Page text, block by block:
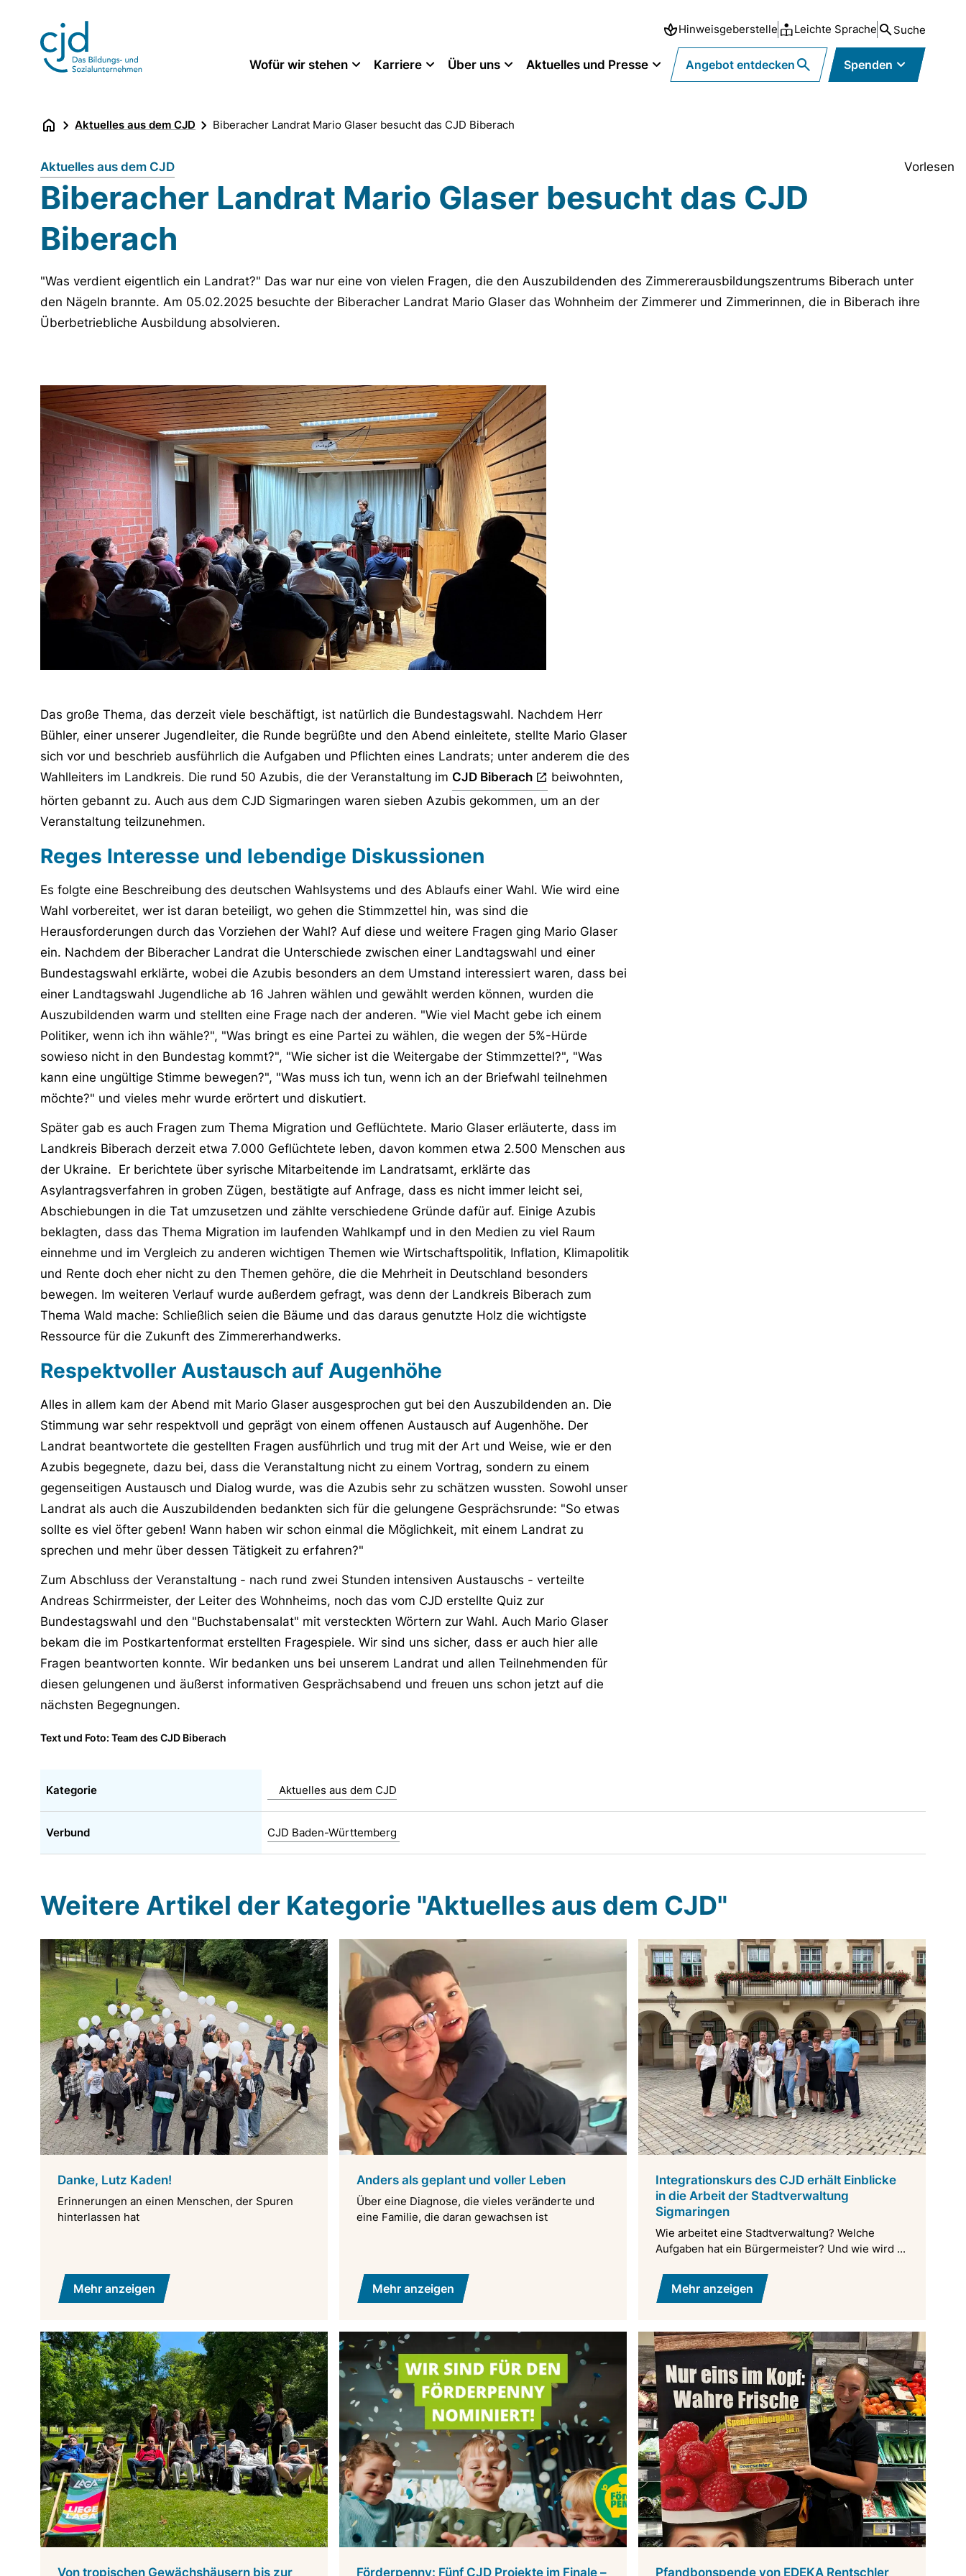
Hinweisgeberstelle Leichte Sprache Suche
Wofür wir stehen Karriere Über uns Aktuelles und Presse Angebot entdecken Spenden
Aktuelles aus dem CJD Biberacher Landrat Mario Glaser besucht das CJD Biberach
Vorlesen
Aktuelles aus dem CJD
Biberacher Landrat Mario Glaser besucht das CJD
Biberach
"Was verdient eigentlich ein Landrat?" Das war nur eine von vielen Fragen, die den Auszubildenden des Zimmererausbildungszentrums Biberach unter
den Nägeln brannte. Am 05.02.2025 besuchte der Biberacher Landrat Mario Glaser das Wohnheim der Zimmerer und Zimmerinnen, die in Biberach ihre
Überbetriebliche Ausbildung absolvieren.
Das große Thema, das derzeit viele beschäftigt, ist natürlich die Bundestagswahl. Nachdem Herr
Bühler, einer unserer Jugendleiter, die Runde begrüßte und den Abend einleitete, stellte Mario Glaser
sich vor und beschrieb ausführlich die Aufgaben und Pflichten eines Landrats; unter anderem die des
Wahlleiters im Landkreis. Die rund 50 Azubis, die der Veranstaltung im CJD Biberach
beiwohnten,
hörten gebannt zu. Auch aus dem CJD Sigmaringen waren sieben Azubis gekommen, um an der
Veranstaltung teilzunehmen.
Reges Interesse und lebendige Diskussionen
Es folgte eine Beschreibung des deutschen Wahlsystems und des Ablaufs einer Wahl. Wie wird eine
Wahl vorbereitet, wer ist daran beteiligt, wo gehen die Stimmzettel hin, was sind die
Herausforderungen durch das Vorziehen der Wahl? Auf diese und weitere Fragen ging Mario Glaser
ein. Nachdem der Biberacher Landrat die Unterschiede zwischen einer Landtagswahl und einer
Bundestagswahl erklärte, wobei die Azubis besonders an dem Umstand interessiert waren, dass bei
einer Landtagswahl Jugendliche ab 16 Jahren wählen und gewählt werden können, wurden die
Auszubildenden warm und stellten eine Frage nach der anderen. "Wie viel Macht gebe ich einem
Politiker, wenn ich ihn wähle?", "Was bringt es eine Partei zu wählen, die wegen der 5%-Hürde
sowieso nicht in den Bundestag kommt?", "Wie sicher ist die Weitergabe der Stimmzettel?", "Was
kann eine ungültige Stimme bewegen?", "Was muss ich tun, wenn ich an der Briefwahl teilnehmen
möchte?" und vieles mehr wurde erörtert und diskutiert.
Später gab es auch Fragen zum Thema Migration und Geflüchtete. Mario Glaser erläuterte, dass im
Landkreis Biberach derzeit etwa 7.000 Geflüchtete leben, davon kommen etwa 2.500 Menschen aus
der Ukraine. Er berichtete über syrische Mitarbeitende im Landratsamt, erklärte das
Asylantragsverfahren in groben Zügen, bestätigte auf Anfrage, dass es nicht immer leicht sei,
Abschiebungen in die Tat umzusetzen und zählte verschiedene Gründe dafür auf. Einige Azubis
beklagten, dass das Thema Migration im laufenden Wahlkampf und in den Medien zu viel Raum
einnehme und im Vergleich zu anderen wichtigen Themen wie Wirtschaftspolitik, Inflation, Klimapolitik
und Rente doch eher nicht zu den Themen gehöre, die die Mehrheit in Deutschland besonders
bewegen. Im weiteren Verlauf wurde außerdem gefragt, was denn der Landkreis Biberach zum
Thema Wald mache: Schließlich seien die Bäume und das daraus genutzte Holz die wichtigste
Ressource für die Zukunft des Zimmererhandwerks.
Respektvoller Austausch auf Augenhöhe
Alles in allem kam der Abend mit Mario Glaser ausgesprochen gut bei den Auszubildenden an. Die
Stimmung war sehr respektvoll und geprägt von einem offenen Austausch auf Augenhöhe. Der
Landrat beantwortete die gestellten Fragen ausführlich und trug mit der Art und Weise, wie er den
Azubis begegnete, dazu bei, dass die Veranstaltung nicht zu einem Vortrag, sondern zu einem
gegenseitigen Austausch und Dialog wurde, was die Azubis sehr zu schätzen wussten. Sowohl unser
Landrat als auch die Auszubildenden bedankten sich für die gelungene Gesprächsrunde: "So etwas
sollte es viel öfter geben! Wann haben wir schon einmal die Möglichkeit, mit einem Landrat zu
sprechen und mehr über dessen Tätigkeit zu erfahren?"
Zum Abschluss der Veranstaltung - nach rund zwei Stunden intensiven Austauschs - verteilte
Andreas Schirrmeister, der Leiter des Wohnheims, noch das vom CJD erstellte Quiz zur
Bundestagswahl und den "Buchstabensalat" mit versteckten Wörtern zur Wahl. Auch Mario Glaser
bekam die im Postkartenformat erstellten Fragespiele. Wir sind uns sicher, dass er auch hier alle
Fragen beantworten konnte. Wir bedanken uns bei unserem Landrat und allen Teilnehmenden für
diesen gelungenen und äußerst informativen Gesprächsabend und freuen uns schon jetzt auf die
nächsten Begegnungen.
Text und Foto: Team des CJD Biberach
Kategorie Aktuelles aus dem CJD
Verbund CJD Baden-Württemberg
Weitere Artikel der Kategorie "Aktuelles aus dem CJD"
Danke, Lutz Kaden!
Erinnerungen an einen Menschen, der Spuren
hinterlassen hat
Mehr anzeigen
Anders als geplant und voller Leben
Über eine Diagnose, die vieles veränderte und
eine Familie, die daran gewachsen ist
Mehr anzeigen
Integrationskurs des CJD erhält Einblicke
in die Arbeit der Stadtverwaltung
Sigmaringen
Wie arbeitet eine Stadtverwaltung? Welche
Aufgaben hat ein Bürgermeister? Und wie wird ...
Mehr anzeigen
Von tropischen Gewächshäusern bis zur Förderpenny: Fünf CJD Projekte im Finale – Pfandbonspende von EDEKA Rentschler